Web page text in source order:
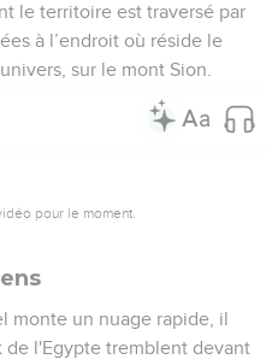
le territoire est traversé par
à l’endroit où réside le
sur le mont Sion.
pour le moment.
monte un nuage rapide, il
de l'Egypte tremblent devant